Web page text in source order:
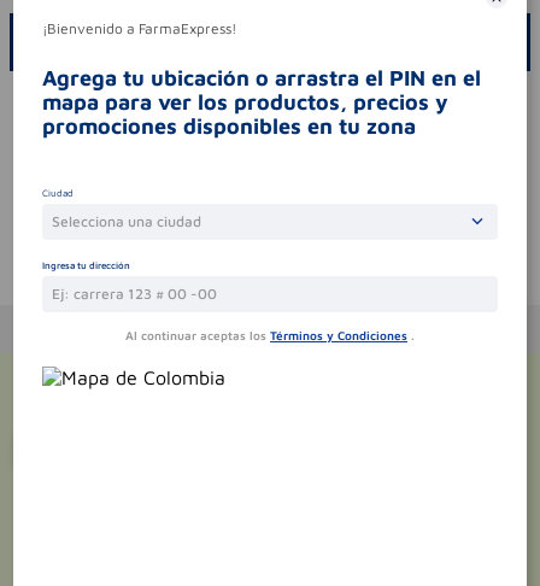
ESCRIBE UN COMENTARIO
Por favor, inicie sesión para escribir un comentario
Sin comentarios.
Te puede interesar
¡Bienvenido a FarmaExpress!
Agrega tu ubicación o arrastra el PIN en el
mapa para ver los productos, precios y
promociones disponibles en tu zona
Ciudad
Selecciona una ciudad
Ingresa tu dirección
Al continuar aceptas los Términos y Condiciones .